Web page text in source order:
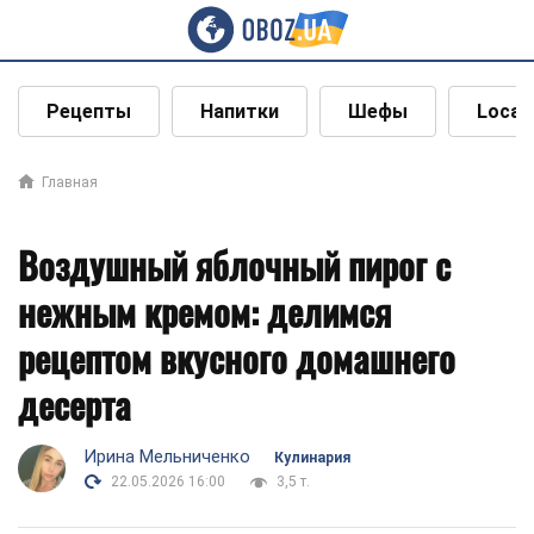
Рецепты Напитки Шефы Local
Главная
Воздушный яблочный пирог с
нежным кремом: делимся
рецептом вкусного домашнего
десерта
Ирина Мельниченко
Кулинария
22.05.2026 16:00
3,5 т.